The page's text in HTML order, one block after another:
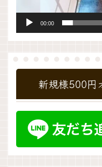
00:00
新規様500円